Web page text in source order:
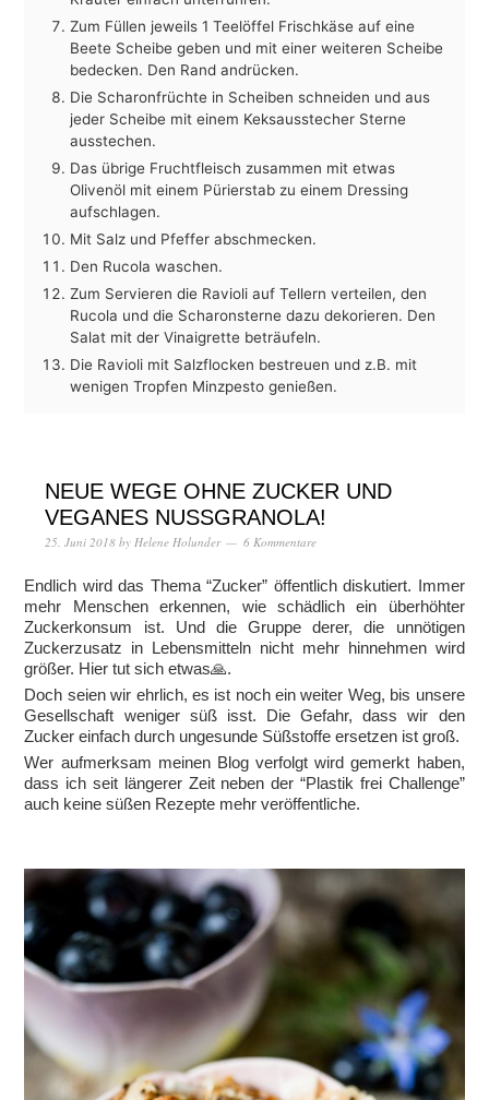
Zum Füllen jeweils 1 Teelöffel Frischkäse auf eine
Beete Scheibe geben und mit einer weiteren Scheibe
bedecken. Den Rand andrücken.
Die Scharonfrüchte in Scheiben schneiden und aus
jeder Scheibe mit einem Keksausstecher Sterne
ausstechen.
Das übrige Fruchtfleisch zusammen mit etwas
Olivenöl mit einem Pürierstab zu einem Dressing
aufschlagen.
Mit Salz und Pfeffer abschmecken.
Den Rucola waschen.
Zum Servieren die Ravioli auf Tellern verteilen, den
Rucola und die Scharonsterne dazu dekorieren. Den
Salat mit der Vinaigrette beträufeln.
Die Ravioli mit Salzflocken bestreuen und z.B. mit
wenigen Tropfen Minzpesto genießen.
NEUE WEGE OHNE ZUCKER UND
VEGANES NUSSGRANOLA!
25. Juni 2018by Helene Holunder 6 Kommentare
Endlich wird das Thema “Zucker” öffentlich diskutiert. Immer
mehr Menschen erkennen, wie schädlich ein überhöhter
Zuckerkonsum ist. Und die Gruppe derer, die unnötigen
Zuckerzusatz in Lebensmitteln nicht mehr hinnehmen wird
größer. Hier tut sich etwas🙏.
Doch seien wir ehrlich, es ist noch ein weiter Weg, bis unsere
Gesellschaft weniger süß isst. Die Gefahr, dass wir den
Zucker einfach durch ungesunde Süßstoffe ersetzen ist groß.
Wer aufmerksam meinen Blog verfolgt wird gemerkt haben,
dass ich seit längerer Zeit neben der “Plastik frei Challenge”
auch keine süßen Rezepte mehr veröffentliche.